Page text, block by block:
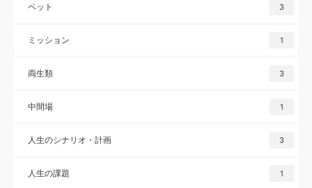
ペット 3
ミッション 1
両生類 3
中間場 1
人生のシナリオ・計画 3
人生の課題 1